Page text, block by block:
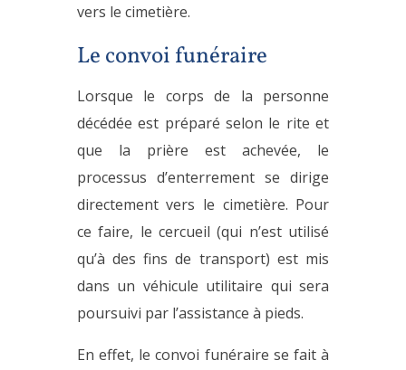
vers le cimetière.
Le convoi funéraire
Lorsque le corps de la personne
décédée est préparé selon le rite et
que la prière est achevée, le
processus d’enterrement se dirige
directement vers le cimetière. Pour
ce faire, le cercueil (qui n’est utilisé
qu’à des fins de transport) est mis
dans un véhicule utilitaire qui sera
poursuivi par l’assistance à pieds.
En effet, le convoi funéraire se fait à